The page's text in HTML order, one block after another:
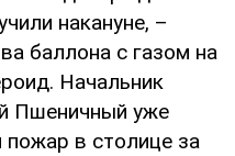
накануне, –
баллона с газом на
Начальник
Пшеничный уже
пожар в столице за